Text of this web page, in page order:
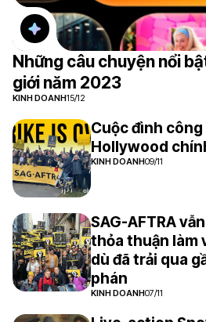
Những câu chuyện nổi
giới năm 2023
KINH DOANH15/12
Cuộc đình
Hollywood
KINH DOANH09/11
SAG-AFTRA
thỏa thuận làm
dù đã trải qua
phán
KINH DOANH07/11